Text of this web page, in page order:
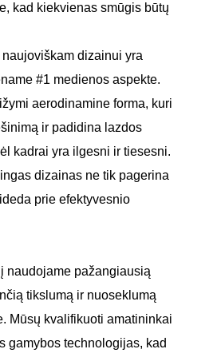
kad kiekvienas smūgis būtų
dizainui yra
#1 medienos aspekte.
aerodinamine forma, kuri
ir padidina lazdos
kadrai yra ilgesni ir tiesesni.
dizainas ne tik pagerina
prie efektyvesnio
naudojame pažangiausią
tikslumą ir nuoseklumą
Mūsų kvalifikuoti amatininkai
gamybos technologijas, kad